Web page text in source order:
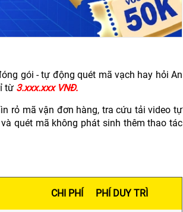
gói - tự động quét mã vạch hay hỏi An
từ 3.xxx.xxx VNĐ.
rỏ mã vận đơn hàng, tra cứu tải video tự
quét mã không phát sinh thêm thao tác
CHI PHÍ PHÍ DUY TRÌ